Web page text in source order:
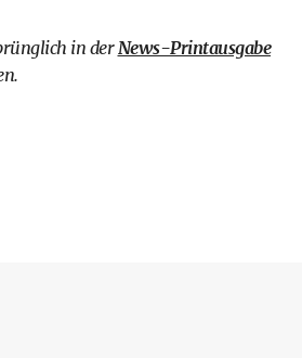
in der News-Printausgabe